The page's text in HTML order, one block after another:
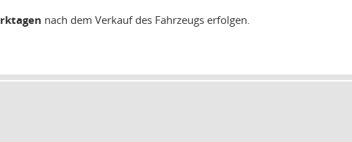
nach dem Verkauf des Fahrzeugs erfolgen.